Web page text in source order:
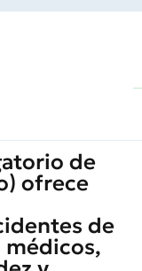
de
ofrece
de